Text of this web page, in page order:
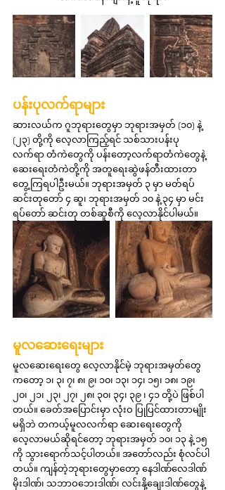
ပန်းပုလက်ရာများ
ဆားလယ်က ဂူဘုရားတွေမှာ ဘုရားအမှတ် (၁၀) နဲ့
(၂၃) တို့ကို လေ့လာကြည့်ရင် သစ်သားပန်းပု
လက်ရာ တံကဲတွေကို ပန်းတော့လက်ရာတံကဲတွေနဲ့
ဆေးရေးတံကဲတို့ကို အတူရေးဆွဲဖန်တီးထားတာ
တွေ့ကြရပါဦးမယ်။ ဘုရားအမှတ် ၃ မှာ မတ်ရပ်
ဆင်းတုတော် ၄ ဆူ၊ ဘုရားအမှတ် ၁၀ နဲ့ ၃၄ မှာ မင်း
ရပ်တော် ဆင်းတု တစ်ဆူစီကို လေ့လာနိုင်ပါမယ်။
မူလဆေးရေးများ
မူလဆေးရေးတွေ လေ့လာနိုင်မဲ့ ဘုရားအမှတ်တွေ
ကတော့ ၁၊ ၃၊ ၇၊ ၈၊ ၉၊ ၁၀၊ ၁၃၊ ၁၄၊ ၁၅၊ ၁၈၊ ၁၉၊
၂၀၊ ၂၁၊ ၂၃၊ ၂၇၊ ၂၈၊ ၃၀၊ ၃၄၊ ၃၉ ၊ ၄၁ တို့ပဲ ဖြစ်ပါ
တယ်။ ခေတ်အပြောင်းမှာ လုံးဝ ပြုပြင်ထားတာမျိုး
မရှိဘဲ တကယ့်မူလလက်ရာ ဆေးရေးတွေကို
လေ့လာမယ်ဆိုရင်တော့ ဘုရားအမှတ် ၁၀၊ ၁၃ နဲ့ ၁၅
ကို သွားရောက်သင့်ပါတယ်။ အတော်လည်း စုံလင်ပါ
တယ်။ ကျန်တဲ့ဘုရားတွေမှာတော့ နေဒါဏ်လေဒါဏ်
မိုးဒါဏ်၊ သဘာဝဘေးဒါဏ်၊ လင်းနို့ချေးဒါဏ်တွေနဲ့